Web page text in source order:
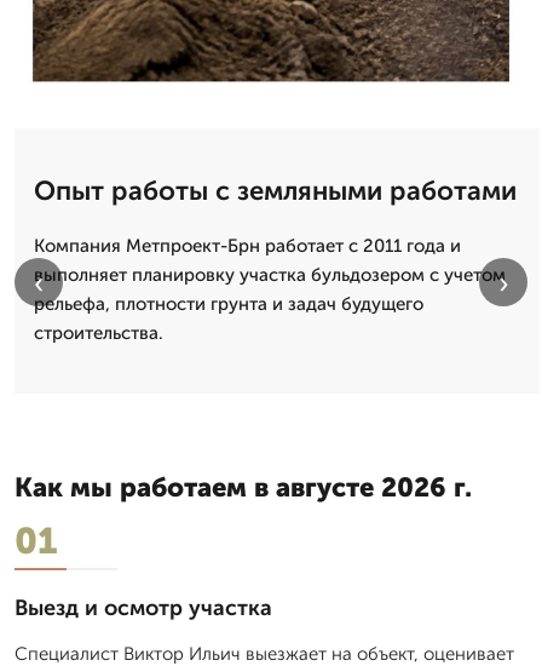
Опыт работы с земляными работами
Компания Метпроект-Брн работает с 2011 года и
выполняет планировку участка бульдозером с учетом
рельефа, плотности грунта и задач будущего
строительства.
‹ ›
Как мы работаем в августе 2026 г.
01
Выезд и осмотр участка
Специалист Виктор Ильич выезжает на объект, оценивает